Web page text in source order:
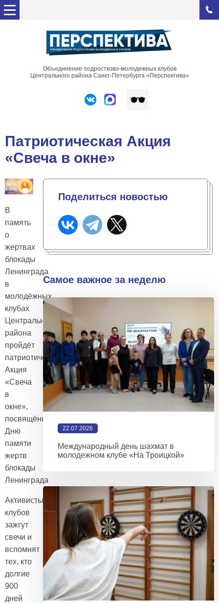
Объединение подростково-молодежных клубов
Центрального района Санкт-Петербурга «Перспектива»
Патриотическая Акция
«Свеча в окне»
В
память
о
жертвах
блокады
Ленинграда
в
молодёжных
клубах
Центрального
района
пройдёт
патриотическая
Акция
«Свеча
в
окне»,
посвящённая
Дню
памяти
жертв
блокады
Ленинграда
Активисты
клубов
зажгут
свечи и
вспомнят
тех, кто
долгие
900
дней
Поделиться новостью
Самое важное за неделю
22.07.2026
Международный день шахмат в
молодежном клубе «На Троицкой»